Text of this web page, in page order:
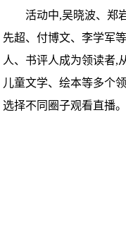
活动中,吴晓波、郑
先超、付博文、李学军
人、书评人成为领读者,
儿童文学、绘本等多个
选择不同圈子观看直播。